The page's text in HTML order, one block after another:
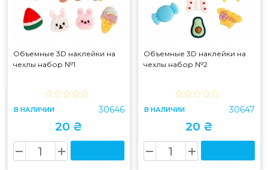
Объемные 3D наклейки на
чехлы набор №1
В НАЛИЧИИ 30646
20 ₴
Объемные 3D наклейки на
чехлы набор №2
В НАЛИЧИИ 30647
20 ₴